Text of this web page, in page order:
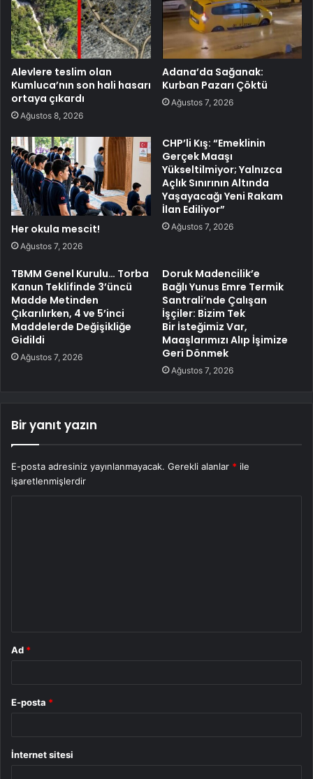
Alevlere teslim olan
Kumluca’nın son hali hasarı
ortaya çıkardı
Ağustos 8, 2026
Adana’da Sağanak:
Kurban Pazarı Çöktü
Ağustos 7, 2026
Her okula mescit!
Ağustos 7, 2026
CHP’li Kış: “Emeklinin
Gerçek Maaşı
Yükseltilmiyor; Yalnızca
Açlık Sınırının Altında
Yaşayacağı Yeni Rakam
İlan Ediliyor”
Ağustos 7, 2026
TBMM Genel Kurulu… Torba
Kanun Teklifinde 3’üncü
Madde Metinden
Çıkarılırken, 4 ve 5’inci
Maddelerde Değişikliğe
Gidildi
Ağustos 7, 2026
Doruk Madencilik’e
Bağlı Yunus Emre Termik
Santrali’nde Çalışan
İşçiler: Bizim Tek
Bir İsteğimiz Var,
Maaşlarımızı Alıp İşimize
Geri Dönmek
Ağustos 7, 2026
Bir yanıt yazın
E-posta adresiniz yayınlanmayacak. Gerekli alanlar * ile
işaretlenmişlerdir
Ad *
E-posta *
İnternet sitesi